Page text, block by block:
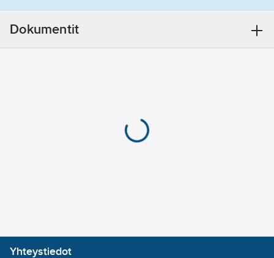
ansiosta jättää myös
ilman pintamaalausta.
Käyttökohde: teräs- ja
Dokumentit
Yhteystiedot